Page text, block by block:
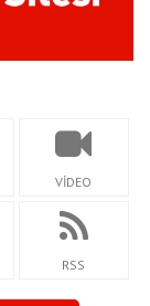
VİDEO
RSS